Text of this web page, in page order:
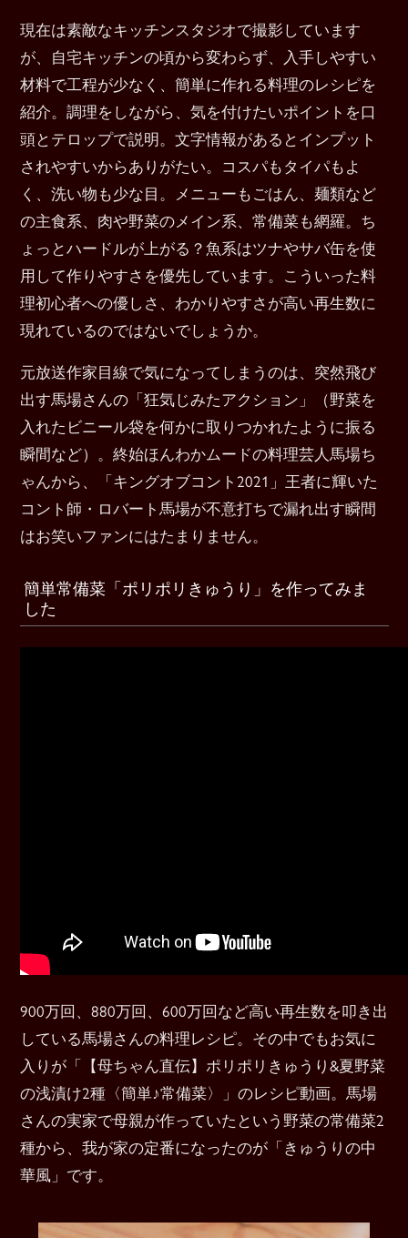
現在は素敵なキッチンスタジオで撮影しています
が、自宅キッチンの頃から変わらず、入手しやすい
材料で工程が少なく、簡単に作れる料理のレシピを
紹介。調理をしながら、気を付けたいポイントを口
頭とテロップで説明。文字情報があるとインプット
されやすいからありがたい。コスパもタイパもよ
く、洗い物も少な目。メニューもごはん、麺類など
の主食系、肉や野菜のメイン系、常備菜も網羅。ち
ょっとハードルが上がる？魚系はツナやサバ缶を使
用して作りやすさを優先しています。こういった料
理初心者への優しさ、わかりやすさが高い再生数に
現れているのではないでしょうか。
元放送作家目線で気になってしまうのは、突然飛び
出す馬場さんの「狂気じみたアクション」（野菜を
入れたビニール袋を何かに取りつかれたように振る
瞬間など）。終始ほんわかムードの料理芸人馬場ち
ゃんから、「キングオブコント2021」王者に輝いた
コント師・ロバート馬場が不意打ちで漏れ出す瞬間
はお笑いファンにはたまりません。
簡単常備菜「ポリポリきゅうり」を作ってみま
した
900万回、880万回、600万回など高い再生数を叩き出
している馬場さんの料理レシピ。その中でもお気に
入りが「【母ちゃん直伝】ポリポリきゅうり&夏野菜
の浅漬け2種〈簡単♪常備菜〉」のレシピ動画。馬場
さんの実家で母親が作っていたという野菜の常備菜2
種から、我が家の定番になったのが「きゅうりの中
華風」です。